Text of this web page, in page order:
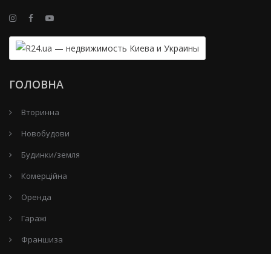
ГОЛОВНА
Вторинна
Новобудови
Будинки/земля
Комерційна
Оренда
Гаражі
Франшиза